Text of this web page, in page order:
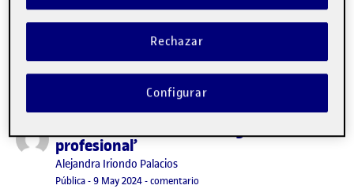
‘Un día común de una fotógrafa
profesional’
Publicado por
Alejandra Iriondo Palacios
Visibilidad:
Pública-Fecha de publicación
9 May 20249 mayo, 2024 8:15 am
-comentario
Rechazar
Configurar